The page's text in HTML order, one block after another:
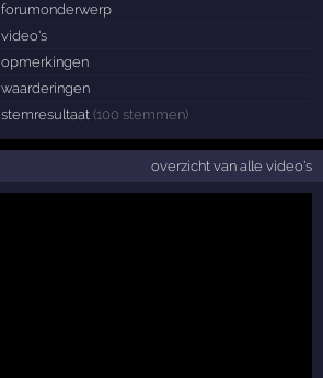
forumonderwerp
video's
opmerkingen
waarderingen
stemresultaat (100 stemmen)
overzicht van alle video's